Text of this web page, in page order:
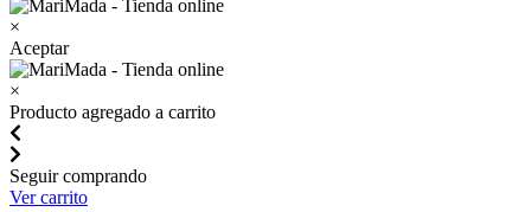
×
Aceptar
×
Producto agregado a carrito
Seguir comprando
Ver carrito